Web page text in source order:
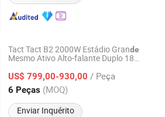
Tact Tact B2 2000W Estádio Grande
Mesmo Ativo Alto-falante Duplo 18
US$ 799,00-930,00 / Peça
6 Peças (MOQ)
Enviar Inquérito
Equipment Co.,Ltd.
Desde 2016